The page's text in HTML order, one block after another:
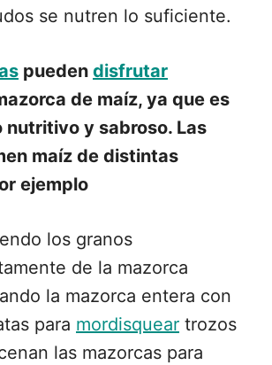
se nutren lo suficiente.
pueden disfrutar
de maíz, ya que es
nutritivo y sabroso. Las
maíz de distintas
ejemplo
los granos
de la mazorca
la mazorca entera con
para mordisquear trozos
las mazorcas para